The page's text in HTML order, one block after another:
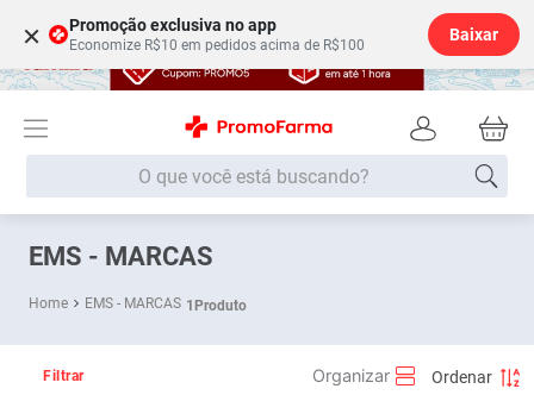
× Promoção exclusiva no app
Economize R$10 em pedidos acima de R$100
Baixar
O que você está buscando?
EMS - MARCAS
EMS - MARCAS 1Produto
Filtrar
Termos mais buscados
1 º Fralda
3º